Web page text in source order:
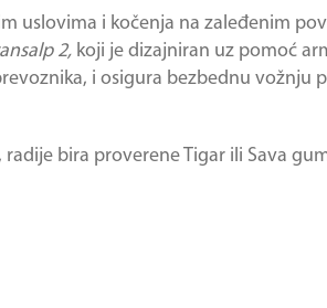
uslovima i kočenja na zaleđenim
2, koji je dizajniran uz pomoć
i osigura bezbednu vožnju
radije bira proverene Tigar ili Sava